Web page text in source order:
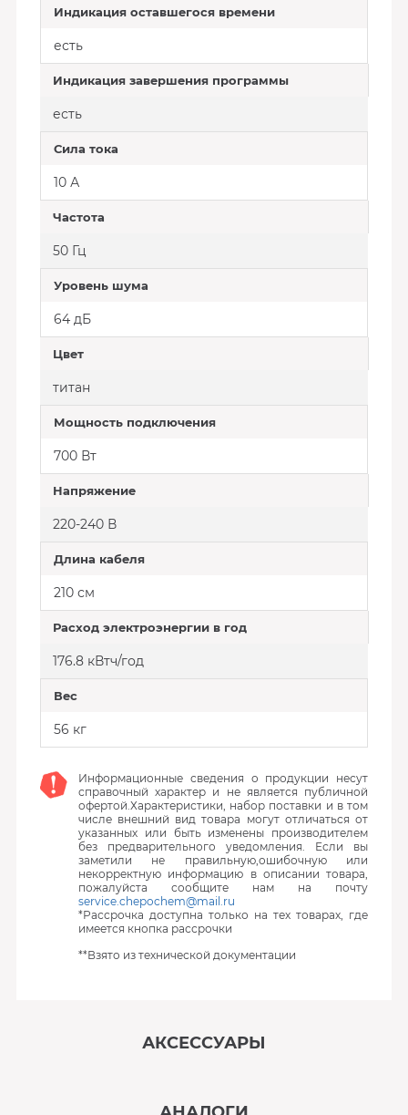
Индикация оставшегося времени
есть
Индикация завершения программы
есть
Сила тока
10 А
Частота
50 Гц
Уровень шума
64 дБ
Цвет
титан
Мощность подключения
700 Вт
Напряжение
220-240 В
Длина кабеля
210 см
Расход электроэнергии в год
176.8 кВтч/год
Вес
56 кг
Информационные сведения о продукции несут
справочный характер и не является публичной
офертой.Характеристики, набор поставки и в том
числе внешний вид товара могут отличаться от
указанных или быть изменены производителем
без предварительного уведомления. Если вы
заметили не правильную,ошибочную или
некорректную информацию в описании товара,
пожалуйста сообщите нам на почту
service.chepochem@mail.ru
*Рассрочка доступна только на тех товарах, где
имеется кнопка рассрочки
**Взято из технической документации
АКСЕССУАРЫ